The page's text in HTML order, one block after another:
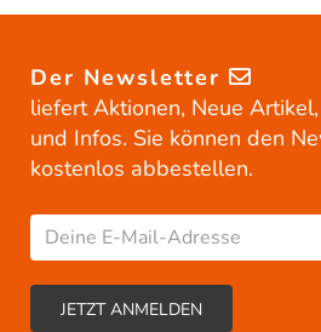
Der Newsletter
liefert Aktionen, Neue
und Infos. Sie können den
kostenlos abbestellen.